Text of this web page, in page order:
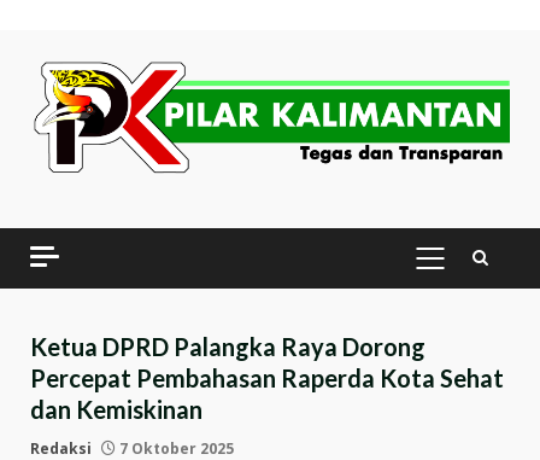
content
PRIMARY
MENU
Ketua DPRD Palangka Raya Dorong
Percepat Pembahasan Raperda Kota Sehat
dan Kemiskinan
Redaksi 7 Oktober 2025